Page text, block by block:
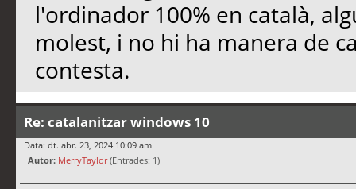
l'ordinador 100% en català,
molest, i no hi ha manera de
contesta.
Re: catalanitzar windows 10
Data: dt. abr. 23, 2024 10:09 am
Autor: MerryTaylor(Entrades: 1)